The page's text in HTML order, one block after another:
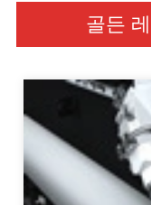
골든